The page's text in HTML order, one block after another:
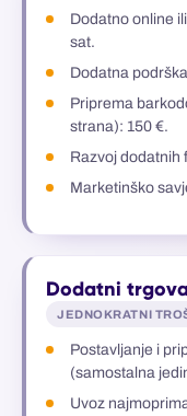
Dodatno online
sat.
Dodatna
Priprema
strana): 150 €.
Razvoj dodatnih
Marketinško
Dodatni
JEDNOKRATNI
Postavljanje i
(samostalna
Uvoz